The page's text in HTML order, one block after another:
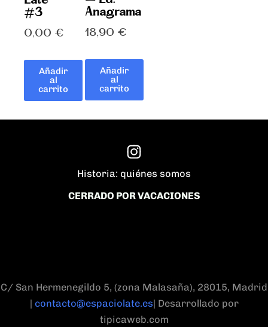
#3
0,00 €
Añadir
al
carrito
Anagrama
18,90 €
Añadir
al
carrito
Historia: quiénes somos
CERRADO POR VACACIONES
C/ San Hermenegildo 5, (zona Malasaña), 28015, Madrid
| contacto@espaciolate.es| Desarrollado por
tipicaweb.com